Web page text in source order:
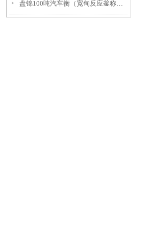
盘锦100吨汽车衡（宽甸反应釜称重模块）于洪汽车磅秤